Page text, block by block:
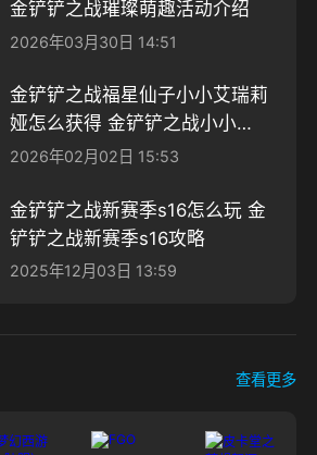
金铲铲之战璀璨萌趣活动介绍
2026年03月30日 14:51
金铲铲之战福星仙子小小艾瑞莉
娅怎么获得 金铲铲之战小小艾
瑞莉娅获取方法
2026年02月02日 15:53
金铲铲之战新赛季s16怎么玩 金
铲铲之战新赛季s16攻略
2025年12月03日 13:59
查看更多